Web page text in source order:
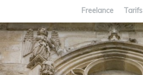
Freelance Tarifs